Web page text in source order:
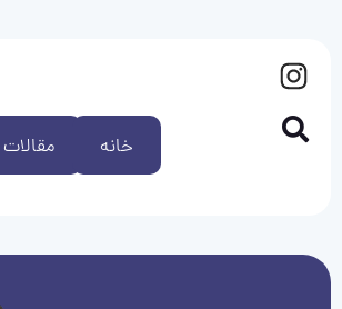
مقالات خانه